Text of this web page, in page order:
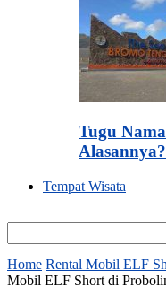
Tugu
Alasannya?
Tempat Wisata
Home Rental Mobil ELF
Mobil ELF Short di